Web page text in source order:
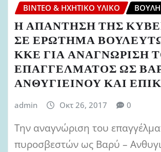
ΒΊΝΤΕΟ & ΗΧΗΤΙΚΌ ΥΛΙΚΌ ΒΟΥΛΉ
Η ΑΠΑΝΤΗΣΗ ΤΗΣ
ΣΕ ΕΡΩΤΗΜΑ
ΚΚΕ ΓΙΑ ΑΝΑΓΝΩΡΙΣΗ
ΕΠΑΓΓΕΛΜΑΤΟΣ ΩΣ
ΑΝΘΥΓΙΕΙΝΟΥ ΚΑΙ
admin Οκτ 26, 2017 0
Την αναγνώριση του
πυροσβεστών ως Βαρύ –